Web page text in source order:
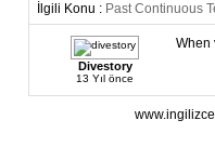
İlgili Konu : Past Continuous
Divestory
13 Yıl önce
When